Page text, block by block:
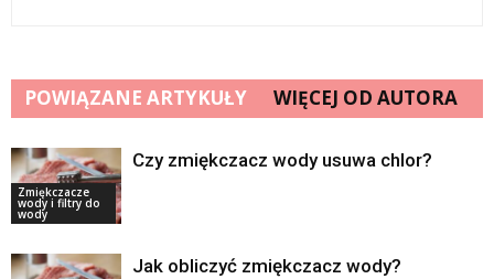
POWIĄZANE ARTYKUŁY WIĘCEJ OD AUTORA
Zmiękczacze
wody i filtry do
wody
Czy zmiękczacz wody usuwa chlor?
Jak obliczyć zmiękczacz wody?